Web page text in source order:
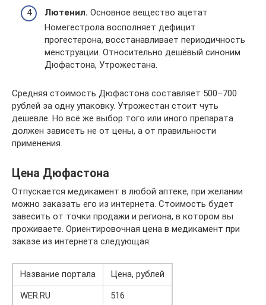
Лютенил. Основное вещество ацетат
Номегестрола восполняет дефицит
прогестерона, восстанавливает периодичность
менструации. Относительно дешёвый синоним
Дюфастона, Утрожестана.
Средняя стоимость Дюфастона составляет 500–700
рублей за одну упаковку. Утрожестан стоит чуть
дешевле. Но всё же выбор того или иного препарата
должен зависеть не от цены, а от правильности
применения.
Цена Дюфастона
Отпускается медикамент в любой аптеке, при желании
можно заказать его из интернета. Стоимость будет
завесить от точки продажи и региона, в котором вы
проживаете. Ориентировочная цена в медикамент при
заказе из интернета следующая:
Название портала
Цена, рублей
WER.RU
516